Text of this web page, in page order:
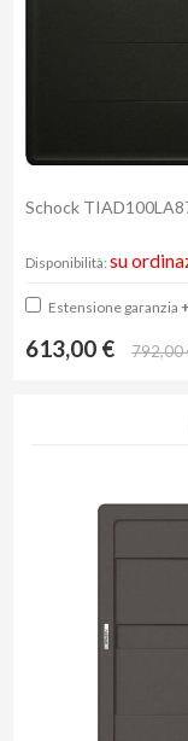
Schock
Disponibilità: su
Estensione garanzia
613,00 € 792,00